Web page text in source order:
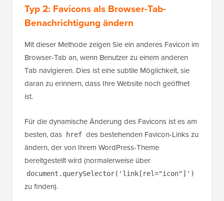
Mit dieser Methode zeigen Sie ein anderes Favicon im
Browser-Tab an, wenn Benutzer zu einem anderen
daran zu erinnern, dass Ihre Website noch geöffnet
ist.
Für die dynamische Änderung des Favicons ist es am
besten, das
bereitgestellt wird (normalerweise über
document.querySelector('link[rel="icon"]')
zu finden).
Dies ist besser, als ein neues <link> -Tag
einzufügen, was zu Konflikten oder unerwartetem